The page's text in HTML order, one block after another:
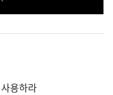
용하라